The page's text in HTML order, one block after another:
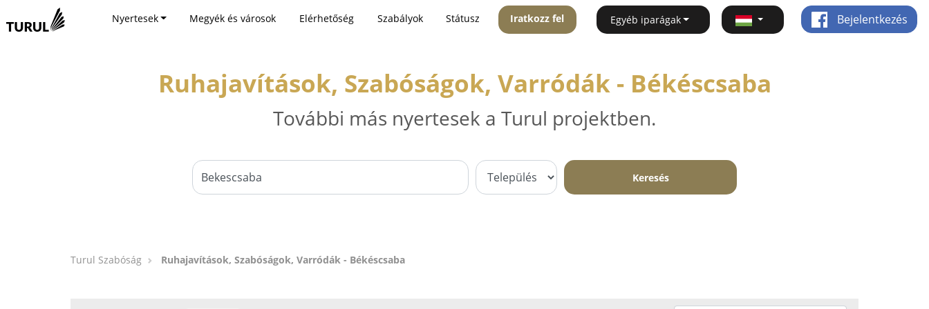
Nyertesek Megyék és városok Elérhetőség Szabályok Státusz Iratkozz fel Egyéb iparágak Bejelentkezés
Ruhajavítások, Szabóságok, Varródák - Békéscsaba
További más nyertesek a Turul projektben.
Keresés
Turul Szabóság Ruhajavítások, Szabóságok, Varródák - Békéscsaba